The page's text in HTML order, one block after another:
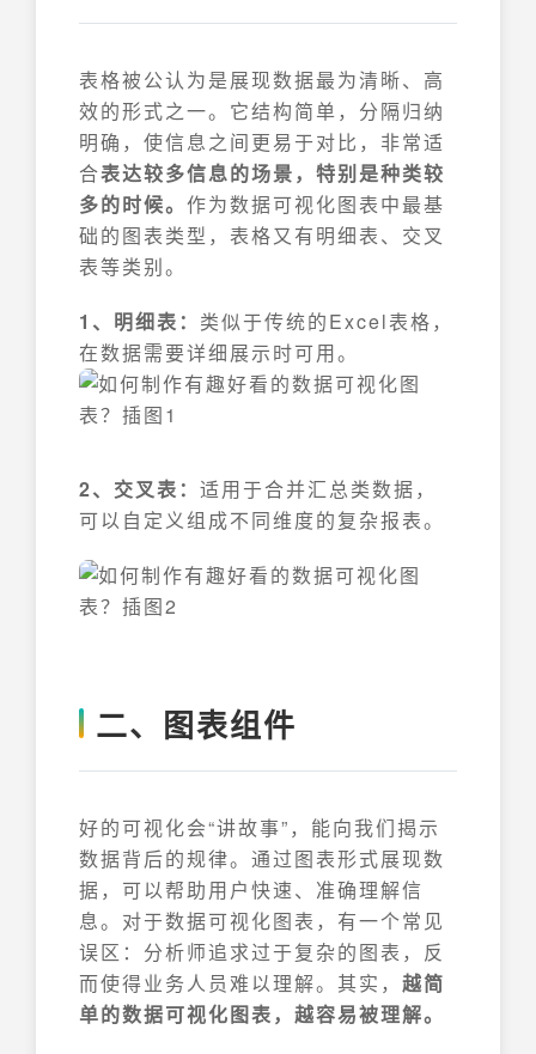
表格被公认为是展现数据最为清晰、高
效的形式之一。它结构简单，分隔归纳
明确，使信息之间更易于对比，非常适
合表达较多信息的场景，特别是种类较
多的时候。 作为数据可视化图表中最基
础的图表类型，表格又有明细表、交叉
表等类别。
1、明细表： 类似于传统的Excel表格，
在数据需要详细展示时可用。
2、交叉表： 适用于合并汇总类数据，
可以自定义组成不同维度的复杂报表。
二、图表组件
好的可视化会“讲故事”，能向我们揭示
数据背后的规律。通过图表形式展现数
据，可以帮助用户快速、准确理解信
息。对于数据可视化图表，有一个常见
误区：分析师追求过于复杂的图表，反
而使得业务人员难以理解。其实， 越简
单的数据可视化图表，越容易被理解。